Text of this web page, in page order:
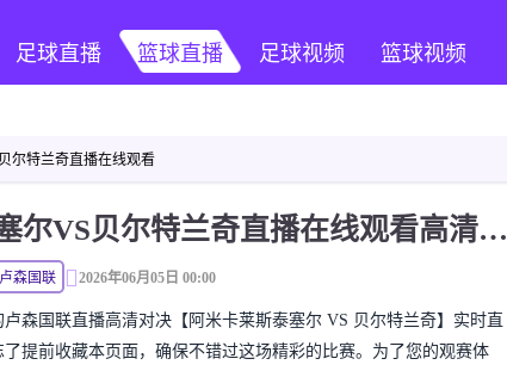
足球直播 篮球直播 足球视频 篮球视频
尔特兰奇直播在线观看
卢森国联 阿米卡莱斯泰塞尔VS贝尔特兰奇直播在线观看高清无插件
卢森国联 2026年06月05日 00:00
卢森国联直播高清对决【阿米卡莱斯泰塞尔 VS 贝尔特兰奇】实时直
提前收藏本页面，确保不错过这场精彩的比赛。为了您的观赛体